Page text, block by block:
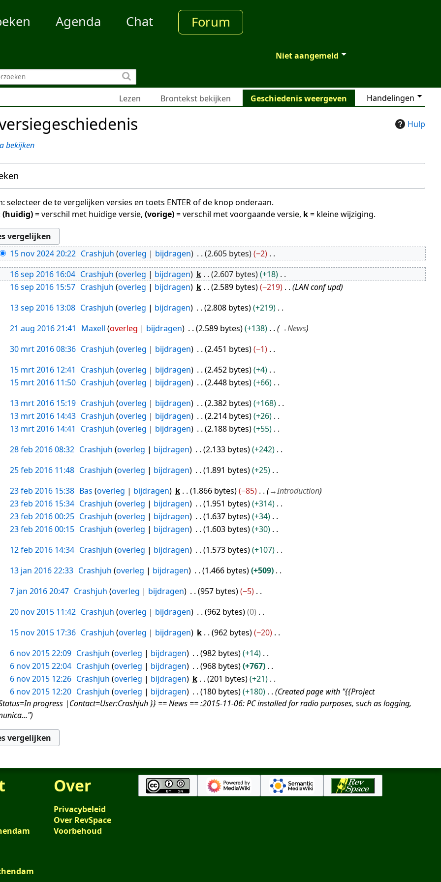
Agenda Chat Forum
Niet aangemeld
Handelingen
Lezen Brontekst bekijken Geschiedenis weergeven
Hulp
bekijken
selecteer de te vergelijken versies en toets ENTER of de knop onderaan.
(huidig)= verschil met huidige versie, (vorige)= verschil met voorgaande versie, k= kleine wijziging.
15 nov 2024 20:22 Crashjuh overleg bijdragen 2.605 bytes
−2
16 sep 2016 16:04 Crashjuh overleg bijdragen k 2.607 bytes
+18
16 sep 2016 15:57 Crashjuh overleg bijdragen k 2.589 bytes −219 LAN conf upd
13 sep 2016 13:08 Crashjuh overleg bijdragen 2.808 bytes
+219
21 aug 2016 21:41 Maxell overleg bijdragen 2.589 bytes +138 →News
30 mrt 2016 08:36 Crashjuh overleg bijdragen 2.451 bytes
−1
15 mrt 2016 12:41 Crashjuh overleg bijdragen 2.452 bytes
+4
15 mrt 2016 11:50 Crashjuh overleg bijdragen 2.448 bytes
+66
13 mrt 2016 15:19 Crashjuh overleg bijdragen 2.382 bytes
+168
13 mrt 2016 14:43 Crashjuh overleg bijdragen 2.214 bytes
+26
13 mrt 2016 14:41 Crashjuh overleg bijdragen 2.188 bytes
+55
28 feb 2016 08:32 Crashjuh overleg bijdragen 2.133 bytes
+242
25 feb 2016 11:48 Crashjuh overleg bijdragen 1.891 bytes
+25
23 feb 2016 15:38 Bas overleg bijdragen k 1.866 bytes −85 →Introduction
23 feb 2016 15:34 Crashjuh overleg bijdragen 1.951 bytes
+314
23 feb 2016 00:25 Crashjuh overleg bijdragen 1.637 bytes
+34
23 feb 2016 00:15 Crashjuh overleg bijdragen 1.603 bytes
+30
12 feb 2016 14:34 Crashjuh overleg bijdragen 1.573 bytes
+107
13 jan 2016 22:33 Crashjuh overleg bijdragen 1.466 bytes
+509
7 jan 2016 20:47 Crashjuh overleg bijdragen 957 bytes
−5
20 nov 2015 11:42 Crashjuh overleg bijdragen 962 bytes
0
15 nov 2015 17:36 Crashjuh overleg bijdragen k 962 bytes
−20
6 nov 2015 22:09 Crashjuh overleg bijdragen 982 bytes
+14
6 nov 2015 22:04 Crashjuh overleg bijdragen 968 bytes
+767
6 nov 2015 12:26 Crashjuh overleg bijdragen k 201 bytes
+21
6 nov 2015 12:20 Crashjuh overleg bijdragen 180 bytes +180
Created page with "{{Project
progress |Contact=User:Crashjuh }} == News == :2015-11-06: PC installed for radio purposes, such as logging,
Over
Privacybeleid
Over RevSpace
Voorbehoud